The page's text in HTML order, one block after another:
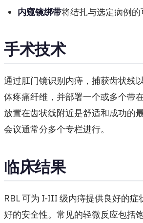
内窥镜绑带将结扎与选定病例的
手术技术
通过肛门镜识别内痔，捕获齿状线
体疼痛纤维，并部署一个或多个带
放置在齿状线附近是舒适和​​成功的
会议通常分多个专栏进行。
临床结果
RBL 可为 I-III 级内痔提供良好的症
好的安全性。常见的轻微反应包括